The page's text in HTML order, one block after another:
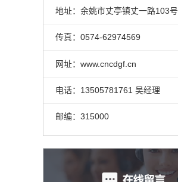
地址：余姚市丈亭镇丈一路103号
传真：0574-62974569
网址：www.cncdgf.cn
电话：13505781761 吴经理
邮编：315000